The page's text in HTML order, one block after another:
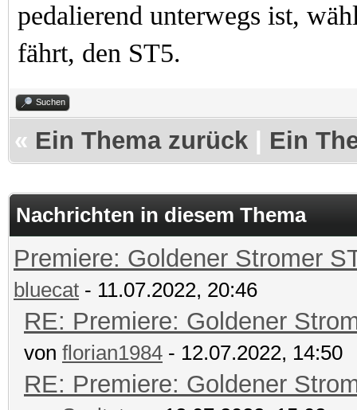
pedalierend unterwegs ist,
fährt, den ST5.
Suchen
« Ein Thema zurück Ein
Nachrichten in diesem Thema
Premiere: Goldener Stromer
bluecat - 11.07.2022, 20:46
RE: Premiere: Goldener
von florian1984 - 12.07.2022, 14:50
RE: Premiere: Goldener